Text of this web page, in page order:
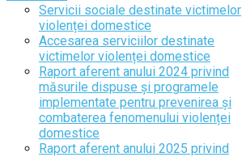
Servicii sociale destinate victimelor
violenței domestice
Accesarea serviciilor destinate
victimelor violenței domestice
Raport aferent anului 2024 privind
măsurile dispuse și programele
implementate pentru prevenirea și
combaterea fenomenului violenței
domestice
Raport aferent anului 2025 privind